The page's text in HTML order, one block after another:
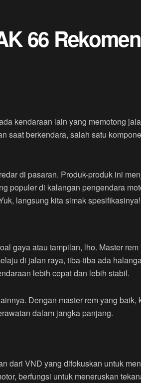
66
kendaraan lain yang memotong
saat berkendara, salah satu
di pasaran. Produk-produk ini
populer di kalangan pengendara
langsung kita simak spesifikasinya!
gaya atau tampilan, lho. Master
di jalan raya, tiba-tiba ada
lebih cepat dan lebih stabil.
Dengan master rem yang
dalam jangka panjang.
dari VND yang difokuskan untuk
berfungsi untuk meneruskan